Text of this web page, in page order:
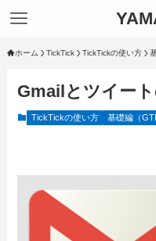
ホーム TickTick TickTickの使い方
Gmailとツイー
TickTickの使い方 基礎編（